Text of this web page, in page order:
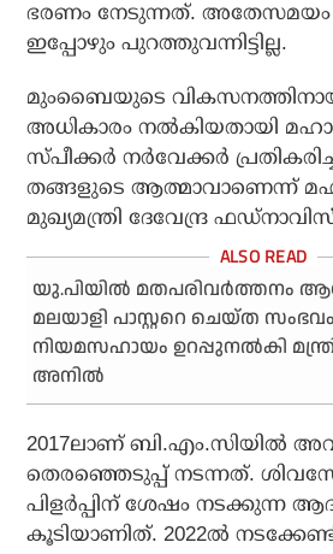
ഭരണം നേടുന്നത്. അതേസമയം
ഇപ്പോഴും പുറത്തുവന്നിട്ടില്ല.
മുംബൈയുടെ
അധികാരം നല്‍കിയതായി
സ്പീക്കര്‍ നര്‍വേക്കര്‍
തങ്ങളുടെ ആത്മാവാണെന്ന്
മുഖ്യമന്ത്രി ദേവേന്ദ്ര
യു.പിയില്‍ മതപരിവര്‍ത്തനം
മലയാളി പാസ്റ്ററെ ചെയ്ത
നിയമസഹായം ഉറപ്പുനല്‍കി
അനില്‍
2017ലാണ് ബി.എം.സിയില്‍
തെരഞ്ഞെടുപ്പ് നടന്നത്.
പിളര്‍പ്പിന് ശേഷം നടക്കുന്ന
കൂടിയാണിത്. 2022ല്‍